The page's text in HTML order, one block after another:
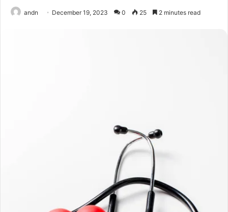
andn December 19, 2023 0 25 2 minutes read